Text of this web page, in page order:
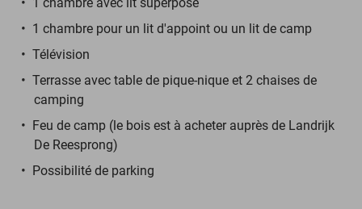
1 chambre pour un lit d'appoint ou un lit de camp
Télévision
Terrasse avec table de pique-nique et 2 chaises de
camping
Feu de camp (le bois est à acheter auprès de Landrijk
De Reesprong)
Possibilité de parking